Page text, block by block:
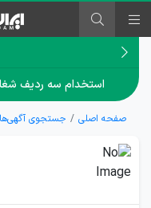
استخدام سه ردیف
صفحه اصلی جستجوی